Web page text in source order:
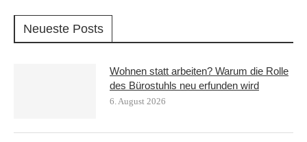
Neueste Posts
Wohnen statt arbeiten? Warum die Rolle
des Bürostuhls neu erfunden wird
6. August 2026